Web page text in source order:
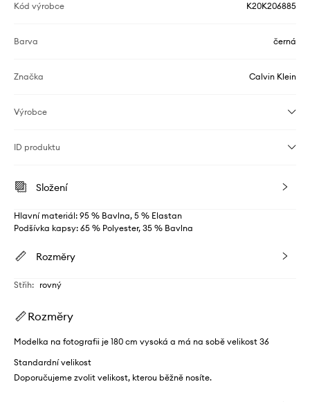
Kód výrobce K20K206885
Barva černá
Značka Calvin Klein
Výrobce
ID produktu
Složení
Hlavní materiál: 95 % Bavlna, 5 % Elastan
Podšívka kapsy: 65 % Polyester, 35 % Bavlna
Rozměry
Střih: rovný
Rozměry
Modelka na fotografii je 180 cm vysoká a má na sobě velikost 36
Standardní velikost
Doporučujeme zvolit velikost, kterou běžně nosíte.